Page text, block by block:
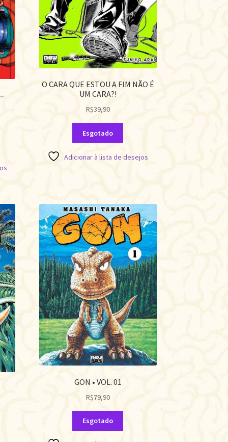
O CARA QUE ESTOU A FIM NÃO É
UM CARA?!
R$39,90
Esgotado
Adicionar à lista de desejos
GON • VOL. 01
R$79,90
Esgotado